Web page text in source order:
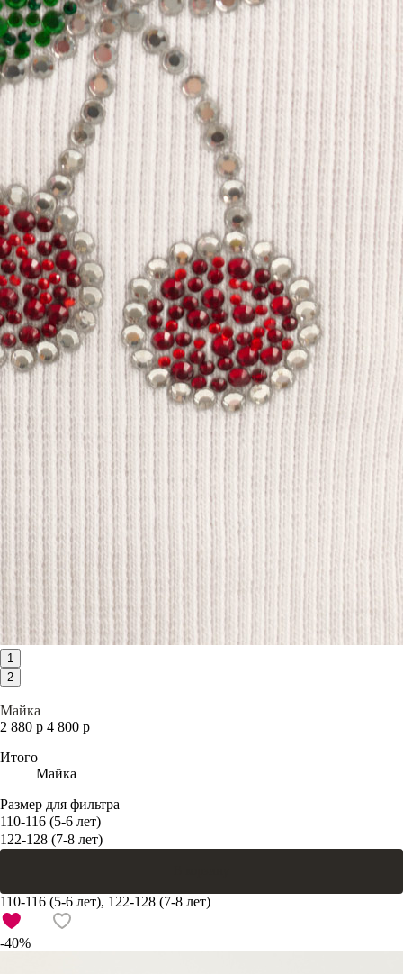
1
2
Майка
2 880 р 4 800 р
Итого
Майка
Размер для фильтра
110-116 (5-6 лет)
122-128 (7-8 лет)
110-116 (5-6 лет), 122-128 (7-8 лет)
-40%